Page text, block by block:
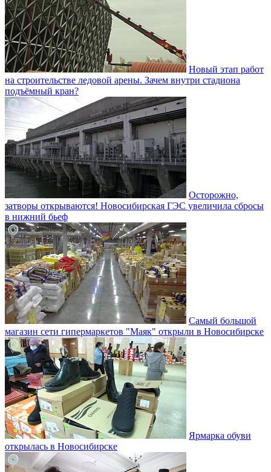
Новый этап работ
на строительстве ледовой арены. Зачем внутри стадиона
подъёмный кран?
Осторожно,
затворы открываются! Новосибирская ГЭС увеличила сбросы
в нижний бьеф
Самый большой
магазин сети гипермаркетов "Маяк" открыли в Новосибирске
Ярмарка обуви
открылась в Новосибирске